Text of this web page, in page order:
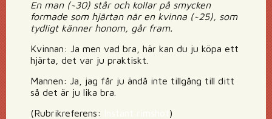
En man (~30) står och kollar på smycken
formade som hjärtan när en kvinna (~25), som
tydligt känner honom, går fram.
Kvinnan: Ja men vad bra, här kan du ju köpa ett
hjärta, det var ju praktiskt.
Mannen: Ja, jag får ju ändå inte tillgång till ditt
så det är ju lika bra.
(Rubrikreferens:
)